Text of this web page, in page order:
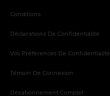
Conditions
Déclarations De Confidentialité
Vos Préférences De Confidentialité
Témoin De Connexion
Désabonnement Complet